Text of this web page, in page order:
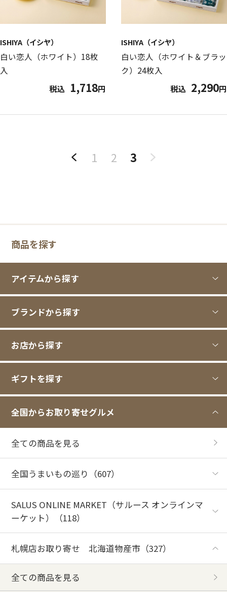
商品を探す
アイテムから探す
ブランドから探す
お店から探す
ギフトを探す
全国からお取り寄せグルメ
全ての商品を見る
全国うまいもの巡り （607）
SALUS ONLINE MARKET（サルース オンラインマ
ーケット）
（118）
札幌店お取り寄せ 北海道物産市（327）
全ての商品を見る
ISHIYA（イシヤ）
白い恋人（ホワイト）18枚
入
税込 1,718円
ISHIYA（イシヤ）
白い恋人（ホワイト＆ブラッ
ク）24枚入
税込 2,290円
1 2 3